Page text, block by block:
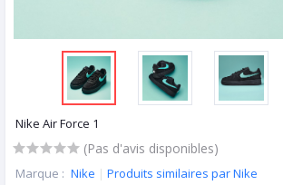
Nike Air Force 1
(Pas d'avis disponibles)
Marque : Nike | Produits similaires par Nike